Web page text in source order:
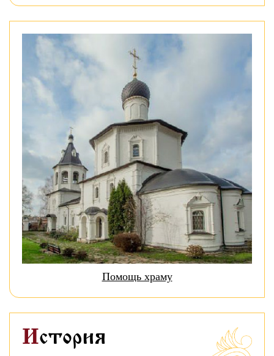
Помощь храму
История